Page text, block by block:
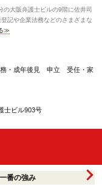
大阪弁護士ビルの9階に佐井司
記や企業法務などのさまざまな
≫
務・成年後見 申立 受任・家
士ビル903号
番の強み